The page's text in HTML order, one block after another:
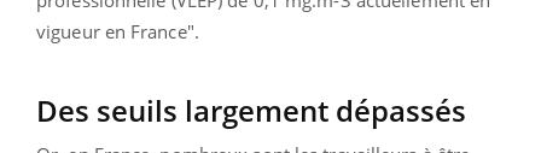
vigueur en France".
Des seuils largement dépassés